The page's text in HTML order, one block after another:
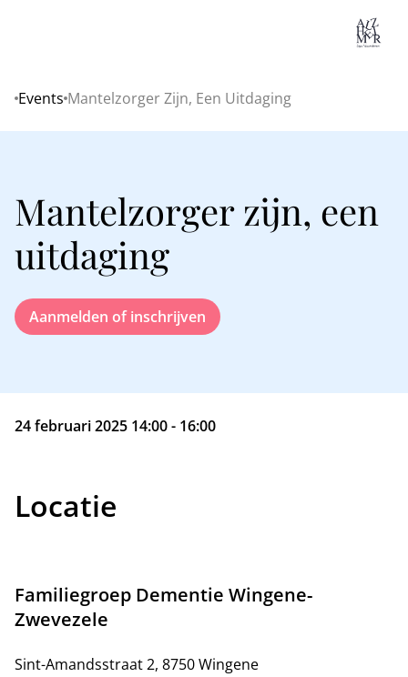
Home
Events Mantelzorger Zijn, Een Uitdaging
Mantelzorger zijn, een
uitdaging
Aanmelden of inschrijven
24 februari 2025 14:00 - 16:00
Locatie
Familiegroep Dementie Wingene-
Zwevezele
Sint-Amandsstraat 2, 8750 Wingene